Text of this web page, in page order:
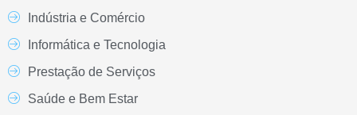
Indústria e Comércio
Informática e Tecnologia
Prestação de Serviços
Saúde e Bem Estar